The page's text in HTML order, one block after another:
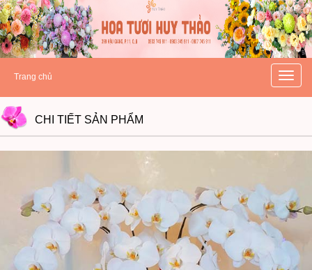
hoatuoihuythao.com
hoatuoihuythao.com
//hoatuoihuythao.com/
Toggle
Trang chủ
CHI TIẾT SẢN PHẨM